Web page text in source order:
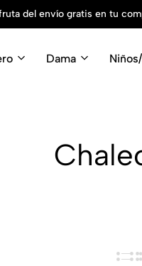
del envío gratis en tu
Dama